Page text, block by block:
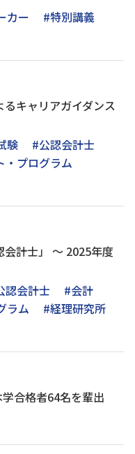
カー
#特別講義
キャリアガイダンス
験
#公認会計士
・プログラム
計士」 ～ 2025年度
認会計士
#会計
ラム
#経理研究所
合格者64名を輩出